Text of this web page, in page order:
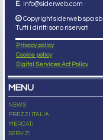
E. info@siderweb.com
Copyright siderweb spa sb
Tutti i diritti sono riservati
Privacy policy
Cookie policy
Digital Services Act Policy
MENU
NEWS
PREZZI ITALIA
MERCATI
SERVIZI